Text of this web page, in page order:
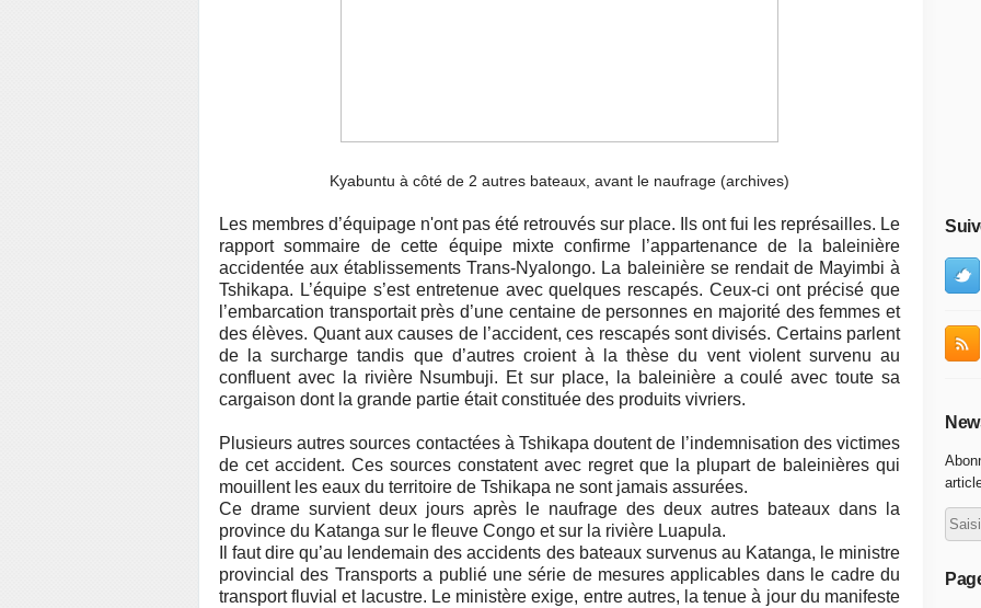
Kyabuntu à côté de 2 autres bateaux, avant le naufrage (archives)
Les membres d’équipage n'ont pas été retrouvés sur place. Ils ont fui les représailles. Le
rapport sommaire de cette équipe mixte confirme l’appartenance de la baleinière
accidentée aux établissements Trans-Nyalongo. La baleinière se rendait de Mayimbi à
Tshikapa. L’équipe s’est entretenue avec quelques rescapés. Ceux-ci ont précisé que
l’embarcation transportait près d’une centaine de personnes en majorité des femmes et
des élèves. Quant aux causes de l’accident, ces rescapés sont divisés. Certains parlent
de la surcharge tandis que d’autres croient à la thèse du vent violent survenu au
confluent avec la rivière Nsumbuji. Et sur place, la baleinière a coulé avec toute sa
cargaison dont la grande partie était constituée des produits vivriers.
Plusieurs autres sources contactées à Tshikapa doutent de l’indemnisation des victimes
de cet accident. Ces sources constatent avec regret que la plupart de baleinières qui
mouillent les eaux du territoire de Tshikapa ne sont jamais assurées.
Ce drame survient deux jours après le naufrage des deux autres bateaux dans la
province du Katanga sur le fleuve Congo et sur la rivière Luapula.
Il faut dire qu’au lendemain des accidents des bateaux survenus au Katanga, le ministre
provincial des Transports a publié une série de mesures applicables dans le cadre du
transport fluvial et lacustre. Le ministère exige, entre autres, la tenue à jour du manifeste